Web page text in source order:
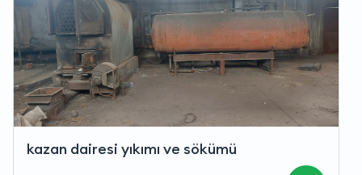
kazan dairesi yıkımı ve sökümü